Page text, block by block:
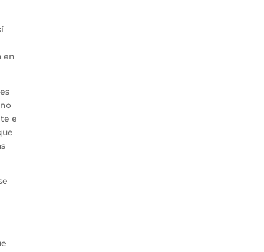
en
e